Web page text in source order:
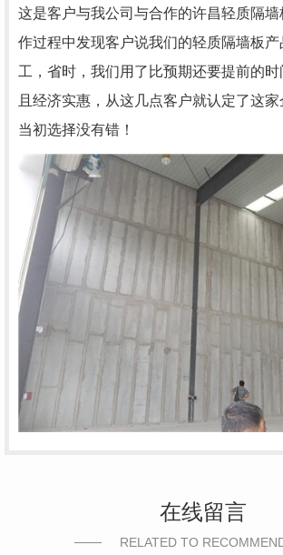
这是客户与我公司与合作的许昌轻质隔
作过程中发现客户说我们的轻质隔墙板
工，省时，我们用了比预期还要提前的
且经济实惠，从这几点客户就认定了这
当初选择没有错！
在线留言
RELATED TO